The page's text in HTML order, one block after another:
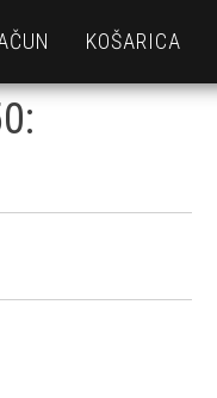
KOŠARICA